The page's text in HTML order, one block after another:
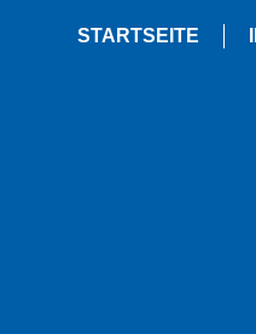
STARTSEITE